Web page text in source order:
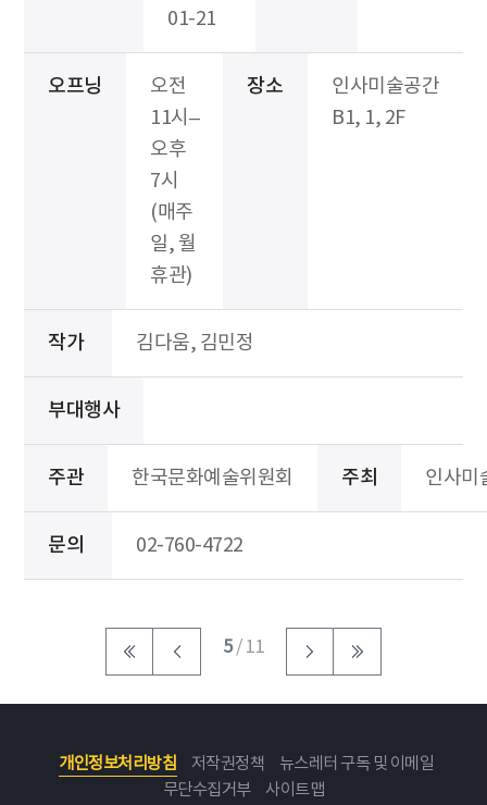
01-21
오프닝
오전
11시–
오후
7시
(매주
일, 월
휴관)
장소
인사미술공간
B1, 1, 2F
작가 김다움, 김민정
부대행사
주관 한국문화예술위원회 주최 인사미
문의 02-760-4722
5/ 11
개인정보처리방침 저작권정책
뉴스레터 구독 및 이메일
무단수집거부
사이트맵